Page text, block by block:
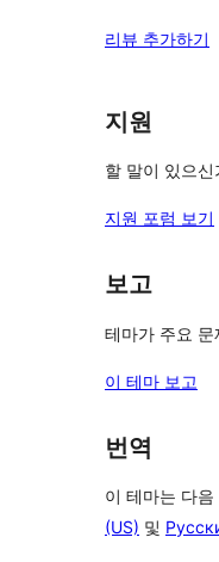
기
후
점
기
리뷰 추가하기
지원
할 말이 있으
지원 포럼 보기
보고
테마가 주요 문
이 테마 보고
번역
이 테마는 다
(US) 및